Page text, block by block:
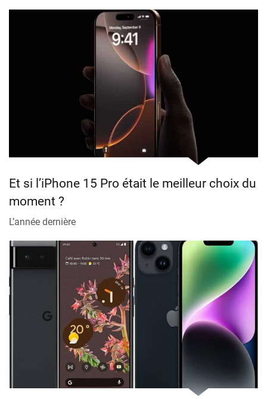
Et si l’iPhone 15 Pro était le meilleur choix du
moment ?
L’année dernière